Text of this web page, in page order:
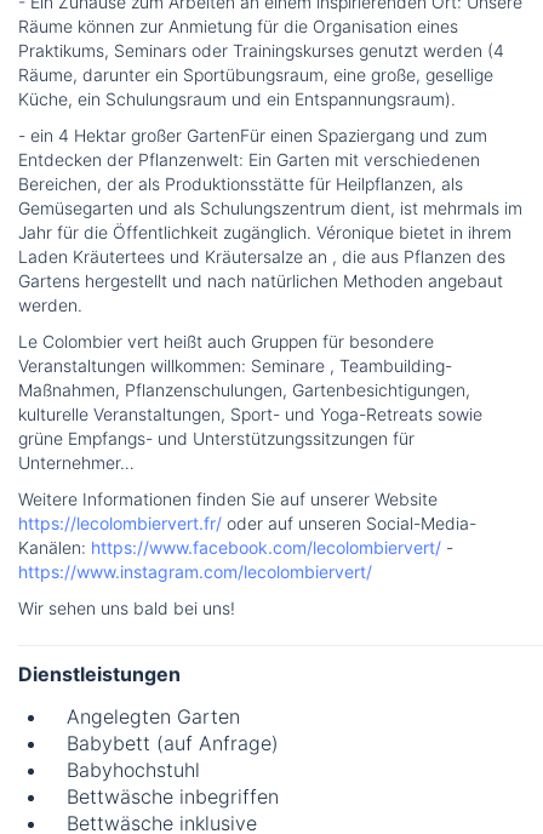
Räume können zur Anmietung für die Organisation eines
Praktikums, Seminars oder Trainingskurses genutzt werden (4
Räume, darunter ein Sportübungsraum, eine große, gesellige
Küche, ein Schulungsraum und ein Entspannungsraum).
- ein 4 Hektar großer GartenFür einen Spaziergang und zum
Entdecken der Pflanzenwelt: Ein Garten mit verschiedenen
Bereichen, der als Produktionsstätte für Heilpflanzen, als
Gemüsegarten und als Schulungszentrum dient, ist mehrmals im
Jahr für die Öffentlichkeit zugänglich. Véronique bietet in ihrem
Laden Kräutertees und Kräutersalze an , die aus Pflanzen des
Gartens hergestellt und nach natürlichen Methoden angebaut
werden.
Le Colombier vert heißt auch Gruppen für besondere
Veranstaltungen willkommen: Seminare , Teambuilding-
Maßnahmen, Pflanzenschulungen, Gartenbesichtigungen,
kulturelle Veranstaltungen, Sport- und Yoga-Retreats sowie
grüne Empfangs- und Unterstützungssitzungen für
Unternehmer…
Weitere Informationen finden Sie auf unserer Website
https://lecolombiervert.fr/ oder auf unseren Social-Media-
Kanälen: https://www.facebook.com/lecolombiervert/ -
https://www.instagram.com/lecolombiervert/
Wir sehen uns bald bei uns!
Dienstleistungen
Angelegten Garten
Babybett (auf Anfrage)
Babyhochstuhl
Bettwäsche inbegriffen
Bettwäsche inklusive